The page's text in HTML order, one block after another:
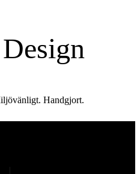
Handgjort.